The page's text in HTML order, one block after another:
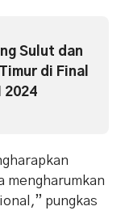
Sulut dan
di Final
2024
mengharumkan
pungkas